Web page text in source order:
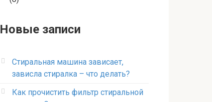
Новые записи
Стиральная машина зависает,
зависла стиралка – что делать?
Как прочистить фильтр стиральной